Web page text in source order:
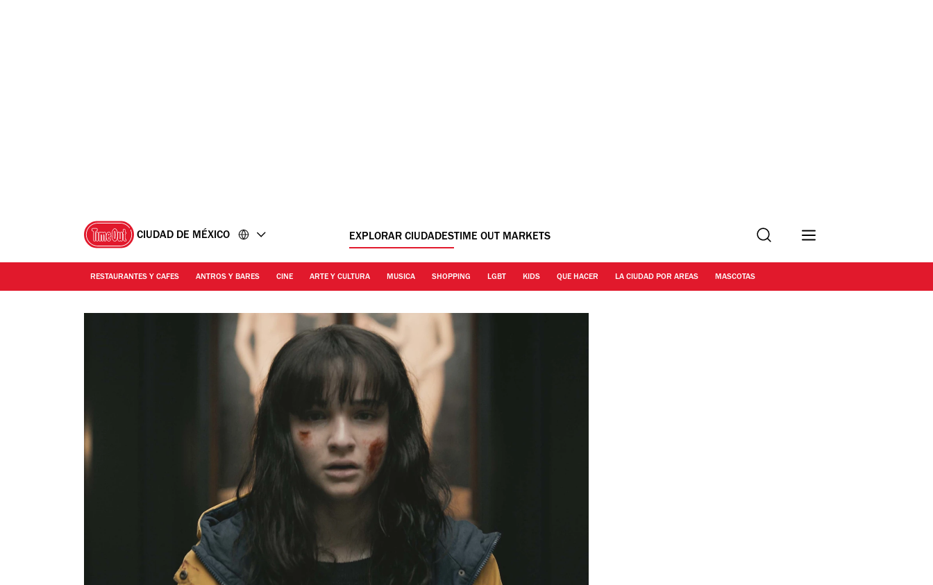
CIUDAD DE MÉXICO EXPLORAR CIUDADESTIME OUT MARKETS Buscar
RESTAURANTES Y CAFES ANTROS Y BARES CINE ARTE Y CULTURA MUSICA SHOPPING LGBT KIDS QUE HACER LA CIUDAD POR AREAS MASCOTAS